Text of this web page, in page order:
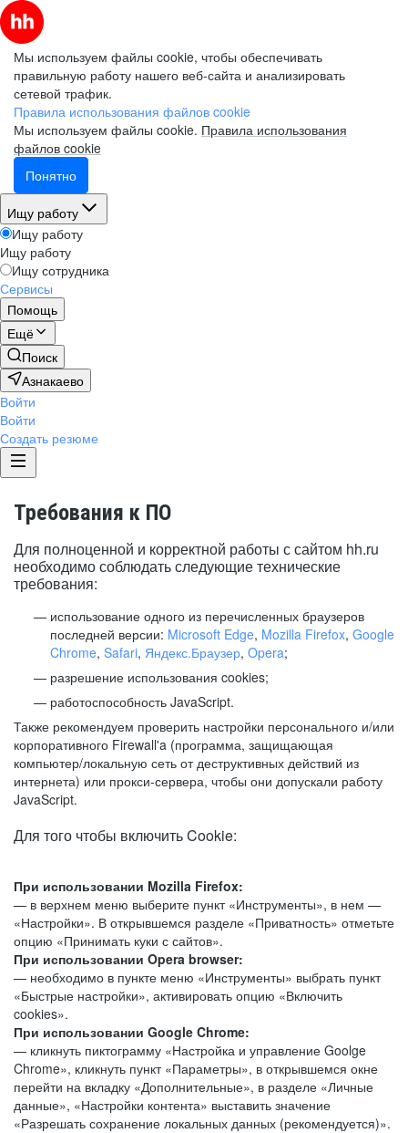
Мы используем файлы cookie, чтобы обеспечивать
правильную работу нашего веб-сайта и анализировать
сетевой трафик.
Правила использования файлов cookie
Мы используем файлы cookie. Правила использования
файлов cookie
Понятно
Ищу работу
Ищу работу
Ищу работу
Ищу сотрудника
Сервисы
Помощь
Ещё
Поиск
Азнакаево
Войти
Войти
Создать резюме
Требования к ПО
Для полноценной и корректной работы с сайтом hh.ru
необходимо соблюдать следующие технические
требования:
использование одного из перечисленных браузеров
последней версии: Microsoft Edge, Mozilla Firefox, Google
Chrome, Safari, Яндекс.Браузер, Opera;
разрешение использования cookies;
работоспособность JavaScript.
Также рекомендуем проверить настройки персонального и/или
корпоративного Firewall'a (программа, защищающая
компьютер/локальную сеть от деструктивных действий из
интернета) или прокси-сервера, чтобы они допускали работу
JavaScript.
Для того чтобы включить Cookie:
При использовании Mozilla Firefox:
— в верхнем меню выберите пункт «Инструменты», в нем —
«Настройки». В открывшемся разделе «Приватность» отметьте
опцию «Принимать куки с сайтов».
При использовании Opera browser:
— необходимо в пункте меню «Инструменты» выбрать пункт
«Быстрые настройки», активировать опцию «Включить
cookies».
При использовании Google Chrome:
— кликнуть пиктограмму «Настройка и управление Goolge
Chrome», кликнуть пункт «Параметры», в открывшемся окне
перейти на вкладку «Дополнительные», в разделе «Личные
данные», «Настройки контента» выставить значение
«Разрешать сохранение локальных данных (рекомендуется)».